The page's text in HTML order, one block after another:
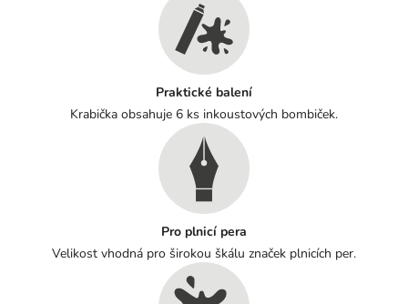
Praktické balení
Krabička obsahuje 6 ks inkoustových bombiček.
Pro plnicí pera
Velikost vhodná pro širokou škálu značek plnicích per.